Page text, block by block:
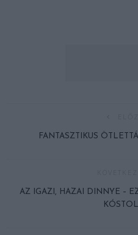
FANTASZTIKUS
AZ IGAZI, HAZAI DINNYE –